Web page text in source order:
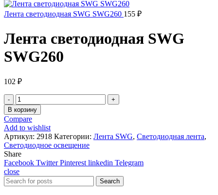
Лента светодиодная SWG SWG260 155 ₽
Лента светодиодная SWG
SWG260
102 ₽
Количество
товара
Лента
светодиодная
SWG
SWG260
В корзину
Compare
Add to wishlist
Артикул: 2918 Категории: Лента SWG, Светодиодная лента,
Светодиодное освещение
Share
Facebook Twitter Pinterest linkedin Telegram
close
Search